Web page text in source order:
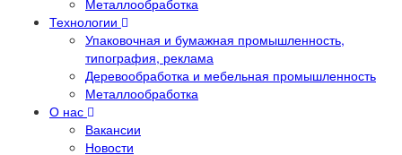
Технологии
Упаковочная и бумажная промышленность,
типография, реклама
Деревообработка и мебельная промышленность
Металлообработка
О нас
Вакансии
Новости